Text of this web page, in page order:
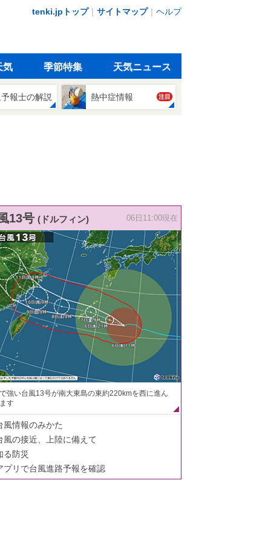
tenki.jpトップ｜ サイトマップ｜ ヘルプ
気 季節特集 天気ニュース
報士の解説 熱中症情報 注目
13号 (ドルフィン) 06日11:00現在
強い台風13号が南大東島の東約220kmを西に進ん
す
風情報のみかた
風の接近、上陸に備えて
る防災
プリで台風進路予報を確認